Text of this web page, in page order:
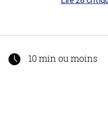
10 min ou moins